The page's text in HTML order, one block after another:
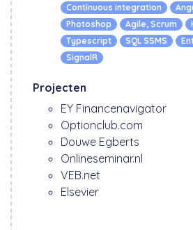
Continuous integration
Photoshop
Agile, Scrum
Typescript
SQL SSMS
SignalR
Projecten
EY Financenavigator
Optionclub.com
Douwe Egberts
Onlineseminar.nl
VEB.net
Elsevier